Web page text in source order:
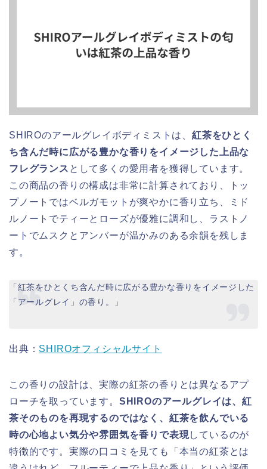
SHIROのアールグレイボディミストは、 紅茶をひとく
ち含んだ時に広がる豊かな香りをイメージした上品な
フレグランス として多くの愛用者を獲得しています。
この商品の香りの構成は非常に計算されており、トッ
プノートではベルガモットが爽やかに香り立ち、ミド
ルノートでティーとローズが優雅に調和し、ラストノ
ートでムスクとアンバーが温かみのある余韻を残しま
す。
「紅茶をひとくち含んだ時に広がる豊かな香りをイメージした
「アールグレイ」の香り。」
出典： SHIROオフィシャルサイト
この香りの設計は、実際の紅茶の香りとは異なるアプ
ローチを取っています。 SHIROのアールグレイは、紅
茶そのものを再現するのではなく、紅茶を飲んでいる
時の心地よい気分や雰囲気を香りで表現しているのが
特徴的です。実際の口コミを見ても「本当の紅茶とは